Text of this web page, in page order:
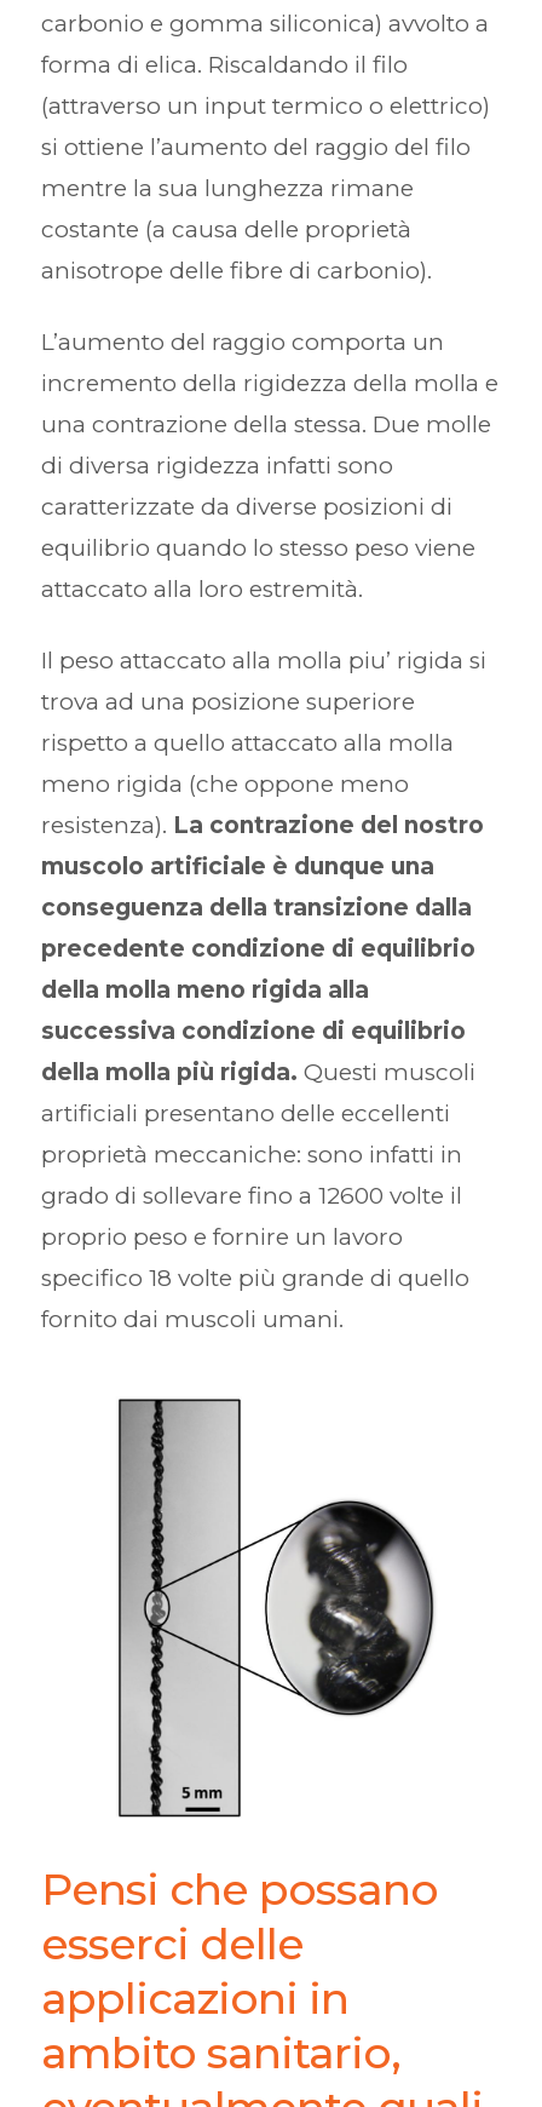
carbonio e gomma siliconica) avvolto a
forma di elica. Riscaldando il filo
(attraverso un input termico o elettrico)
si ottiene l’aumento del raggio del filo
mentre la sua lunghezza rimane
costante (a causa delle proprietà
anisotrope delle fibre di carbonio).
L’aumento del raggio comporta un
incremento della rigidezza della molla e
una contrazione della stessa. Due molle
di diversa rigidezza infatti sono
caratterizzate da diverse posizioni di
equilibrio quando lo stesso peso viene
attaccato alla loro estremità.
Il peso attaccato alla molla piu’ rigida si
trova ad una posizione superiore
rispetto a quello attaccato alla molla
meno rigida (che oppone meno
resistenza). La contrazione del nostro
muscolo artificiale è dunque una
conseguenza della transizione dalla
precedente condizione di equilibrio
della molla meno rigida alla
successiva condizione di equilibrio
della molla più rigida. Questi muscoli
artificiali presentano delle eccellenti
proprietà meccaniche: sono infatti in
grado di sollevare fino a 12600 volte il
proprio peso e fornire un lavoro
specifico 18 volte più grande di quello
fornito dai muscoli umani.
Pensi che possano
esserci delle
applicazioni in
ambito sanitario,